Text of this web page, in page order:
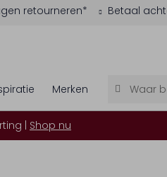
retourneren* Betaal
Merken
| Shop nu